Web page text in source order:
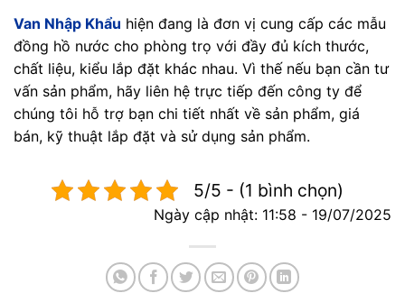
Van Nhập Khẩu hiện đang là đơn vị cung cấp các mẫu
đồng hồ nước cho phòng trọ với đầy đủ kích thước,
chất liệu, kiểu lắp đặt khác nhau. Vì thế nếu bạn cần tư
vấn sản phẩm, hãy liên hệ trực tiếp đến công ty để
chúng tôi hỗ trợ bạn chi tiết nhất về sản phẩm, giá
bán, kỹ thuật lắp đặt và sử dụng sản phẩm.
5/5 - (1 bình chọn)
Ngày cập nhật: 11:58 - 19/07/2025